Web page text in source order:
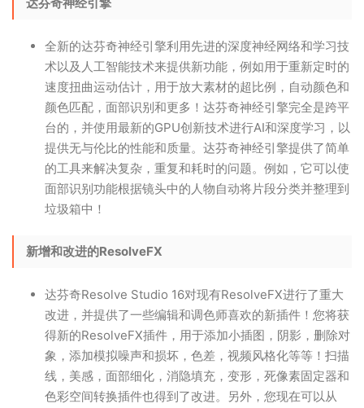
全新的达芬奇神经引擎利用先进的深度神经网络和学习技
术以及人工智能技术来提供新功能，例如用于重新定时的
速度扭曲运动估计，用于放大素材的超比例，自动颜色和
颜色匹配，面部识别和更多！达芬奇神经引擎完全是跨平
台的，并使用最新的GPU创新技术进行AI和深度学习，以
提供无与伦比的性能和质量。达芬奇神经引擎提供了简单
的工具来解决复杂，重复和耗时的问题。例如，它可以使
面部识别功能根据镜头中的人物自动将片段分类并整理到
垃圾箱中！
新增和改进的ResolveFX
达芬奇Resolve Studio 16对现有ResolveFX进行了重大
改进，并提供了一些编辑和调色师喜欢的新插件！您将获
得新的ResolveFX插件，用于添加小插图，阴影，删除对
象，添加模拟噪声和损坏，色差，视频风格化等等！扫描
线，美感，面部细化，消隐填充，变形，死像素固定器和
色彩空间转换插件也得到了改进。另外，您现在可以从